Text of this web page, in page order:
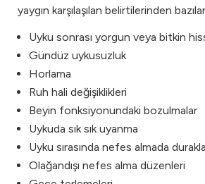
yaygın karşılaşılan belirtilerinden
Uyku sonrası yorgun veya bitkin
Gündüz uykusuzluk
Horlama
Ruh hali değişiklikleri
Beyin fonksiyonundaki bozulmalar
Uykuda sık sık uyanma
Uyku sırasında nefes almada
Olağandışı nefes alma düzenleri